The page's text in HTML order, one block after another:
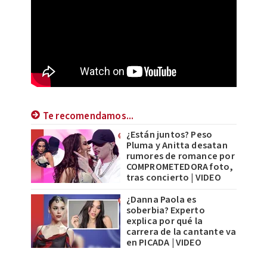
Te recomendamos...
¿Están juntos? Peso
Pluma y Anitta desatan
rumores de romance por
COMPROMETEDORA foto,
tras concierto | VIDEO
¿Danna Paola es
soberbia? Experto
explica por qué la
carrera de la cantante va
en PICADA | VIDEO